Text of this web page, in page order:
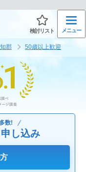
検討リスト メニュー
郡 50歳以上歓迎
数!
し込み